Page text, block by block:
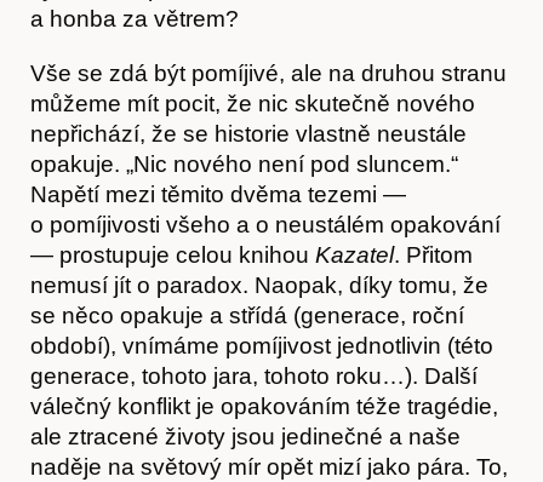
a honba za větrem?
Vše se zdá být pomíjivé, ale na druhou stranu
můžeme mít pocit, že nic skutečně nového
nepřichází, že se historie vlastně neustále
opakuje. „Nic nového není pod sluncem.“
Napětí mezi těmito dvěma tezemi —
o pomíjivosti všeho a o neustálém opakování
— prostupuje celou knihou Kazatel. Přitom
nemusí jít o paradox. Naopak, díky tomu, že
se něco opakuje a střídá (generace, roční
období), vnímáme pomíjivost jednotlivin (této
generace, tohoto jara, tohoto roku…). Další
válečný konflikt je opakováním téže tragédie,
ale ztracené životy jsou jedinečné a naše
naděje na světový mír opět mizí jako pára. To,